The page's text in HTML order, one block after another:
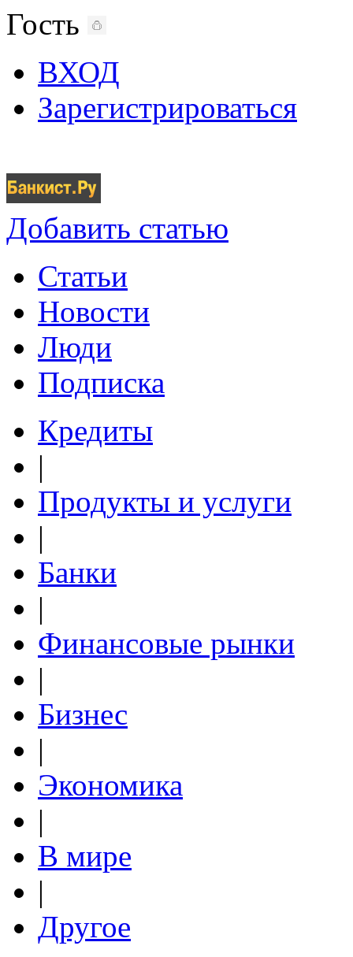
Гость
ВХОД
Зарегистрироваться
Добавить статью
Статьи
Новости
Люди
Подписка
Кредиты
|
Продукты и услуги
|
Банки
|
Финансовые рынки
|
Бизнес
|
Экономика
|
В мире
|
Другое